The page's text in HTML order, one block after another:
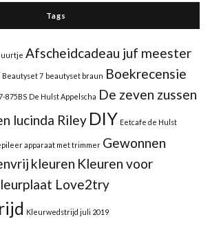
Tags
uurtje Afscheidcadeau juf meester
Beautyset 7 beautyset braun Boekrecensie
875BS De Hulst Appelscha De zeven zussen
lucinda Riley DIY Eetcafe de Hulst
apparaat met trimmer Gewonnen
kleuren Kleuren voor
Love2try
Kleurwedstrijd juli 2019